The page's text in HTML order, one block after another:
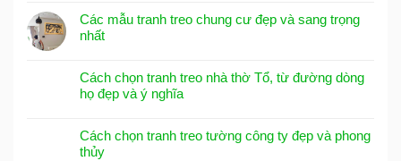
Các mẫu tranh treo chung cư đẹp và sang trọng
nhất
Cách chọn tranh treo nhà thờ Tổ, từ đường dòng
họ đẹp và ý nghĩa
Cách chọn tranh treo tường công ty đẹp và phong
thủy